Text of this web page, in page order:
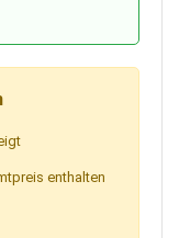
enthalten